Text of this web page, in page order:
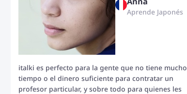
Aprende Japonés
italki es perfecto para la gente que no tiene mucho
tiempo o el dinero suficiente para contratar un
profesor particular, y sobre todo para quienes les